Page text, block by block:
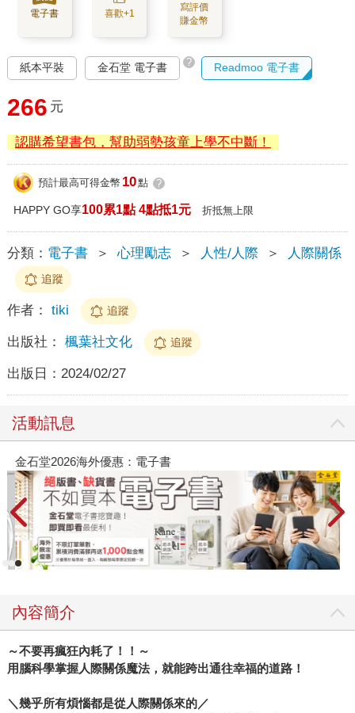
電子書 喜歡+1
寫評價
賺金幣
紙本平裝 金石堂 電子書 ? Readmoo 電子書
266 元
認購希望書包，幫助弱勢孩童上學不中斷！
預計最高可得金幣 10點 ?
HAPPY GO享100累1點 4點抵1元 折抵無上限
分類： 電子書 ＞ 心理勵志 ＞ 人性/人際 ＞ 人際關係
追蹤
作者： tiki 追蹤
出版社： 楓葉社文化 追蹤
出版日： 2024/02/27
活動訊息
金石堂2026海外優惠：電子書
內容簡介
～不要再瘋狂內耗了！！～
用腦科學掌握人際關係魔法，就能跨出通往幸福的道路！
＼幾乎所有煩惱都是從人際關係來的／